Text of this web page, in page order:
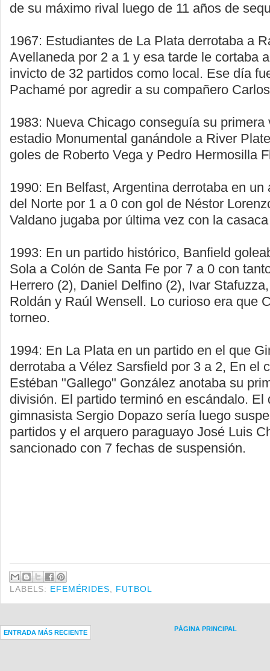
de su máximo rival luego de 11 años de
1967: Estudiantes de La Plata derrotaba a
Avellaneda por 2 a 1 y esa tarde le cortaba
invicto de 32 partidos como local. Ese día
Pachamé por agredir a su compañero
1983: Nueva Chicago conseguía su primera
estadio Monumental ganándole a River
goles de Roberto Vega y Pedro Hermosilla
1990: En Belfast, Argentina derrotaba en un
del Norte por 1 a 0 con gol de Néstor
Valdano jugaba por última vez con la
1993: En un partido histórico, Banfield
Sola a Colón de Santa Fe por 7 a 0 con
Herrero (2), Daniel Delfino (2), Ivar
Roldán y Raúl Wensell. Lo curioso era que
torneo.
1994: En La Plata en un partido en el que
derrotaba a Vélez Sarsfield por 3 a 2, En el
Estéban "Gallego" González anotaba su
división. El partido terminó en escándalo. El
gimnasista Sergio Dopazo sería luego
partidos y el arquero paraguayo José Luis
sancionado con 7 fechas de suspensión.
LABELS: EFEMÉRIDES FUTBOL
ENTRADA MÁS RECIENTE PÁGINA PRINCIPAL